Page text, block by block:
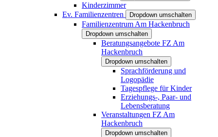
Kinderzimmer
Ev. Familienzentren
Dropdown umschalten
Familienzentrum Am Hackenbruch
Dropdown umschalten
Beratungsangebote FZ Am
Hackenbruch
Dropdown umschalten
Sprachförderung und
Logopädie
Tagespflege für Kinder
Erziehungs-, Paar- und
Lebensberatung
Veranstaltungen FZ Am
Hackenbruch
Dropdown umschalten